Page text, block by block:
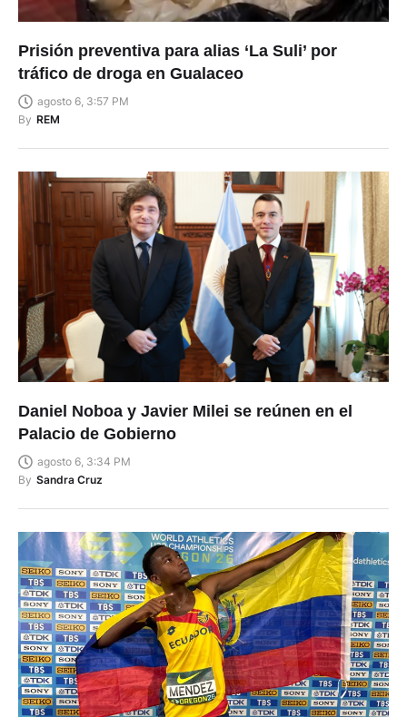
Prisión preventiva para alias ‘La Suli’ por
tráfico de droga en Gualaceo
agosto 6, 3:57 PM
By REM
Daniel Noboa y Javier Milei se reúnen en el
Palacio de Gobierno
agosto 6, 3:34 PM
By Sandra Cruz